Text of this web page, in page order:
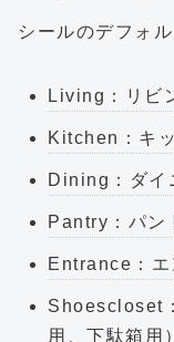
シールのデフォ
Living：リビ
Kitchen：キ
Dining：ダイ
Pantry：パン
Entrance：エ
Shoescloset
用、下駄箱用）